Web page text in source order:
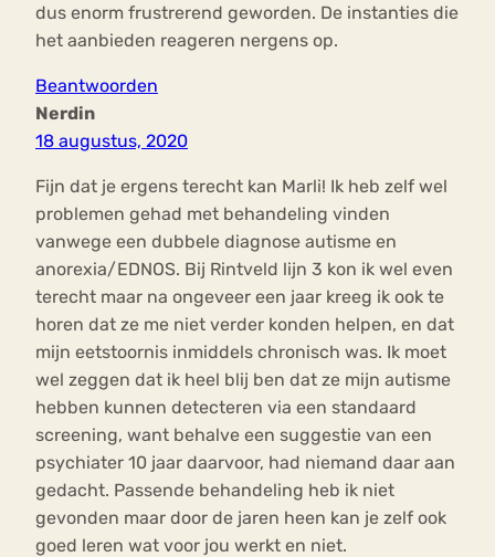
dus enorm frustrerend geworden. De instanties die
het aanbieden reageren nergens op.
Beantwoorden
Nerdin
18 augustus, 2020
Fijn dat je ergens terecht kan Marli! Ik heb zelf wel
problemen gehad met behandeling vinden
vanwege een dubbele diagnose autisme en
anorexia/EDNOS. Bij Rintveld lijn 3 kon ik wel even
terecht maar na ongeveer een jaar kreeg ik ook te
horen dat ze me niet verder konden helpen, en dat
mijn eetstoornis inmiddels chronisch was. Ik moet
wel zeggen dat ik heel blij ben dat ze mijn autisme
hebben kunnen detecteren via een standaard
screening, want behalve een suggestie van een
psychiater 10 jaar daarvoor, had niemand daar aan
gedacht. Passende behandeling heb ik niet
gevonden maar door de jaren heen kan je zelf ook
goed leren wat voor jou werkt en niet.